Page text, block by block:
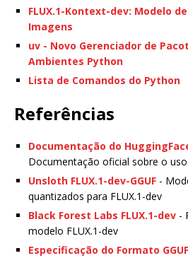
FLUX.1-Kontext-dev: Modelo
Imagens
uv - Novo Gerenciador de
Ambientes Python
Lista de Comandos do Python
Referências
Documentação do
Documentação oficial sobre o
Unsloth FLUX.1-dev-GGUF -
quantizados para FLUX.1-dev
Black Forest Labs FLUX.1-dev -
modelo FLUX.1-dev
Especificação do Formato GGUF